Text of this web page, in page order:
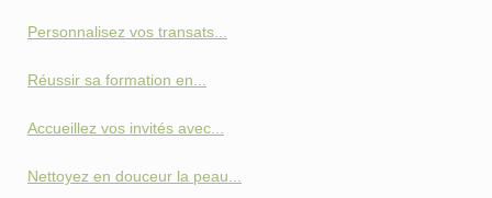
Personnalisez vos transats...
Réussir sa formation en...
Accueillez vos invités avec...
Nettoyez en douceur la peau...